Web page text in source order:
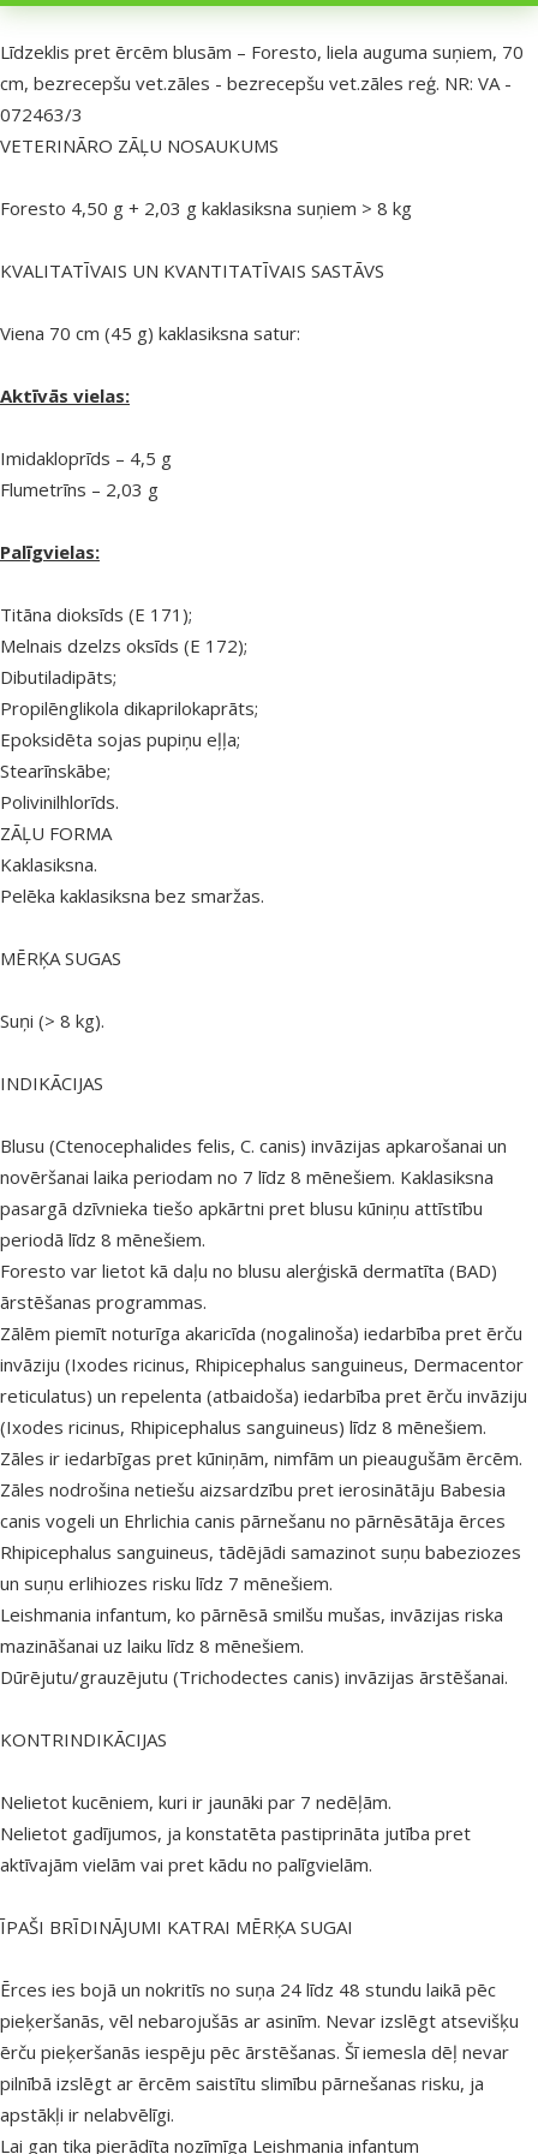
superzoo.product.detail.content
Līdzeklis pret ērcēm blusām – Foresto, liela auguma suņiem, 70
cm, bezrecepšu vet.zāles - bezrecepšu vet.zāles reģ. NR: VA -
072463/3
VETERINĀRO ZĀĻU NOSAUKUMS
Foresto 4,50 g + 2,03 g kaklasiksna suņiem > 8 kg
KVALITATĪVAIS UN KVANTITATĪVAIS SASTĀVS
Viena 70 cm (45 g) kaklasiksna satur:
Aktīvās vielas:
Imidakloprīds – 4,5 g
Flumetrīns – 2,03 g
Palīgvielas:
Titāna dioksīds (E 171);
Melnais dzelzs oksīds (E 172);
Dibutiladipāts;
Propilēnglikola dikaprilokaprāts;
Epoksidēta sojas pupiņu eļļa;
Stearīnskābe;
Polivinilhlorīds.
ZĀĻU FORMA
Kaklasiksna.
Pelēka kaklasiksna bez smaržas.
MĒRĶA SUGAS
Suņi (> 8 kg).
INDIKĀCIJAS
Blusu (Ctenocephalides felis, C. canis) invāzijas apkarošanai un
novēršanai laika periodam no 7 līdz 8 mēnešiem. Kaklasiksna
pasargā dzīvnieka tiešo apkārtni pret blusu kūniņu attīstību
periodā līdz 8 mēnešiem.
Foresto var lietot kā daļu no blusu alerģiskā dermatīta (BAD)
ārstēšanas programmas.
Zālēm piemīt noturīga akaricīda (nogalinoša) iedarbība pret ērču
invāziju (Ixodes ricinus, Rhipicephalus sanguineus, Dermacentor
reticulatus) un repelenta (atbaidoša) iedarbība pret ērču invāziju
(Ixodes ricinus, Rhipicephalus sanguineus) līdz 8 mēnešiem.
Zāles ir iedarbīgas pret kūniņām, nimfām un pieaugušām ērcēm.
Zāles nodrošina netiešu aizsardzību pret ierosinātāju Babesia
canis vogeli un Ehrlichia canis pārnešanu no pārnēsātāja ērces
Rhipicephalus sanguineus, tādējādi samazinot suņu babeziozes
un suņu erlihiozes risku līdz 7 mēnešiem.
Leishmania infantum, ko pārnēsā smilšu mušas, invāzijas riska
mazināšanai uz laiku līdz 8 mēnešiem.
Dūrējutu/grauzējutu (Trichodectes canis) invāzijas ārstēšanai.
KONTRINDIKĀCIJAS
Nelietot kucēniem, kuri ir jaunāki par 7 nedēļām.
Nelietot gadījumos, ja konstatēta pastiprināta jutība pret
aktīvajām vielām vai pret kādu no palīgvielām.
ĪPAŠI BRĪDINĀJUMI KATRAI MĒRĶA SUGAI
Ērces ies bojā un nokritīs no suņa 24 līdz 48 stundu laikā pēc
pieķeršanās, vēl nebarojušās ar asinīm. Nevar izslēgt atsevišķu
ērču pieķeršanās iespēju pēc ārstēšanas. Šī iemesla dēļ nevar
pilnībā izslēgt ar ērcēm saistītu slimību pārnešanas risku, ja
apstākļi ir nelabvēlīgi.
Lai gan tika pierādīta nozīmīga Leishmania infantum